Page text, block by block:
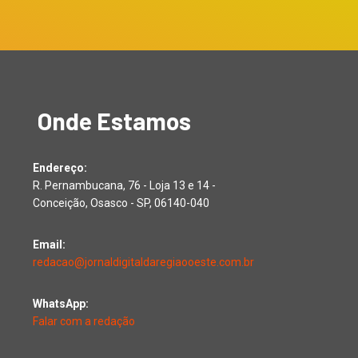
Onde Estamos
Endereço:
R. Pernambucana, 76 - Loja 13 e 14 -
Conceição, Osasco - SP, 06140-040
Email:
redacao@jornaldigitaldaregiaooeste.com.br
WhatsApp:
Falar com a redação